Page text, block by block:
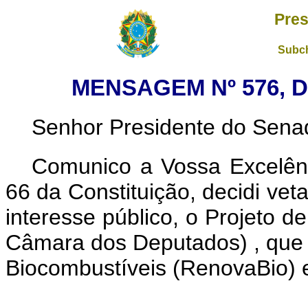
MENSAGEM Nº 576,
Senhor Presidente do
Comunico a Vossa
66 da Constituição, decidi
interesse público, o Projeto
Câmara dos Deputados) ,
Biocombustíveis (RenovaBio)